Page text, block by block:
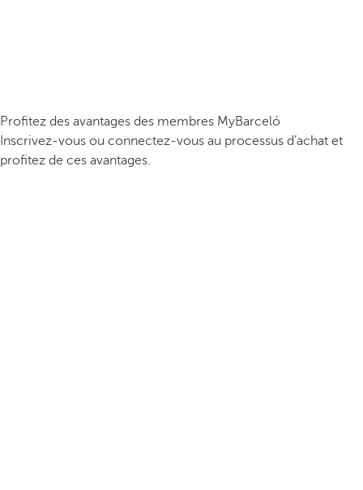
Profitez des avantages des membres MyBarceló
Inscrivez-vous ou connectez-vous au processus d’achat et
profitez de ces avantages.